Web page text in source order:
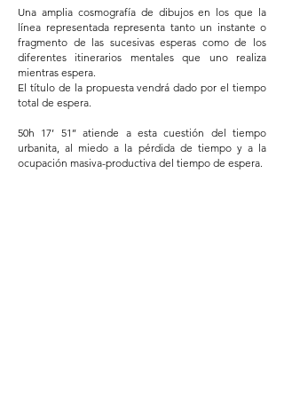
Una amplia cosmografía de dibujos en los que la
línea representada representa tanto un instante o
fragmento de las sucesivas esperas como de los
diferentes itinerarios mentales que uno realiza
mientras espera.
El título de la propuesta vendrá dado por el tiempo
total de espera.
50h 17’ 51’’ atiende a esta cuestión del tiempo
urbanita, al miedo a la pérdida de tiempo y a la
ocupación masiva-productiva del tiempo de espera.